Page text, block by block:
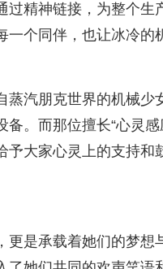
精神链接，为整个生
个同伴，也让冰冷的
汽朋克世界的机械少
。而那位擅长“心灵
大家心灵上的支持和
是承载着她们的梦想